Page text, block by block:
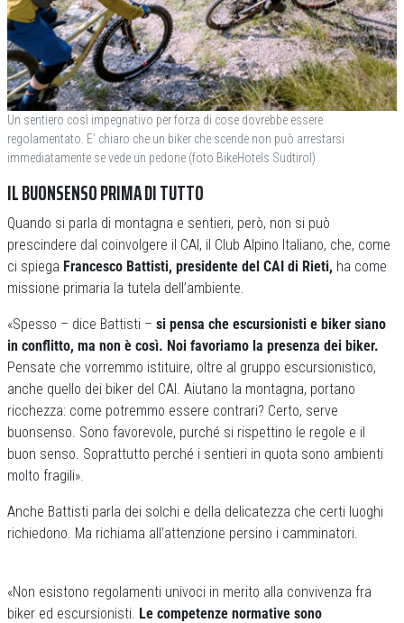
Un sentiero così impegnativo per forza di cose dovrebbe essere
regolamentato. E’ chiaro che un biker che scende non può arrestarsi
immediatamente se vede un pedone (foto BikeHotels Sudtirol)
IL BUONSENSO PRIMA DI TUTTO
Quando si parla di montagna e sentieri, però, non si può
prescindere dal coinvolgere il CAI, il Club Alpino Italiano, che, come
ci spiega Francesco Battisti, presidente del CAI di Rieti, ha come
missione primaria la tutela dell’ambiente.
«Spesso – dice Battisti – si pensa che escursionisti e biker siano
in conflitto, ma non è così. Noi favoriamo la presenza dei biker.
Pensate che vorremmo istituire, oltre al gruppo escursionistico,
anche quello dei biker del CAI. Aiutano la montagna, portano
ricchezza: come potremmo essere contrari? Certo, serve
buonsenso. Sono favorevole, purché si rispettino le regole e il
buon senso. Soprattutto perché i sentieri in quota sono ambienti
molto fragili».
Anche Battisti parla dei solchi e della delicatezza che certi luoghi
richiedono. Ma richiama all’attenzione persino i camminatori.
«Non esistono regolamenti univoci in merito alla convivenza fra
biker ed escursionisti. Le competenze normative sono